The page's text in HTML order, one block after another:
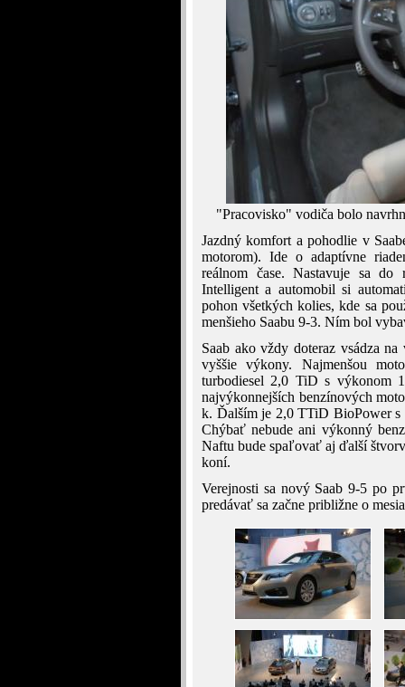
"Pracovisko" vodiča bolo
Jazdný komfort a pohodlie v
motorom). Ide o adaptívne
reálnom čase. Nastavuje sa
Intelligent a automobil si
pohon všetkých kolies, kde sa
menšieho Saabu 9-3. Ním bol
Saab ako vždy doteraz vsádza
vyššie výkony. Najmenšou
turbodiesel 2,0 TiD s výkonom
najvýkonnejších benzínových
k. Ďalším je 2,0 TTiD BioPower
Chýbať nebude ani výkonný
Naftu bude spaľovať aj ďalší
koní.
Verejnosti sa nový Saab 9-5 po
predávať sa začne približne o